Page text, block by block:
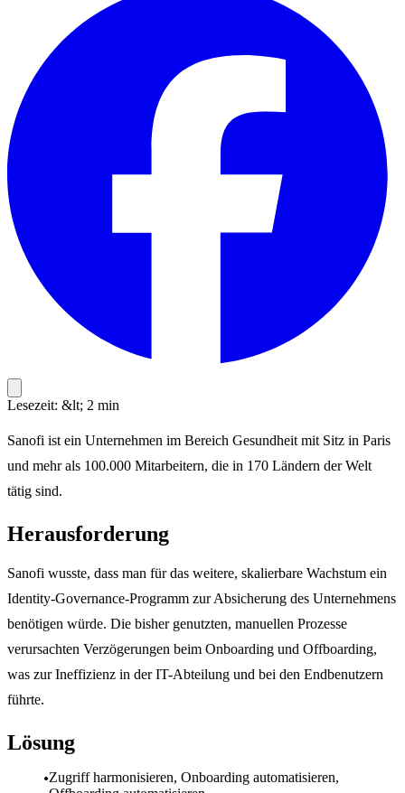
Lesezeit: &lt; 2 min
Sanofi ist ein Unternehmen im Bereich Gesundheit mit Sitz in Paris
und mehr als 100.000 Mitarbeitern, die in 170 Ländern der Welt
tätig sind.
Herausforderung
Sanofi wusste, dass man für das weitere, skalierbare Wachstum ein
Identity-Governance-Programm zur Absicherung des Unternehmens
benötigen würde. Die bisher genutzten, manuellen Prozesse
verursachten Verzögerungen beim Onboarding und Offboarding,
was zur Ineffizienz in der IT-Abteilung und bei den Endbenutzern
führte.
Lösung
Zugriff harmonisieren, Onboarding automatisieren,